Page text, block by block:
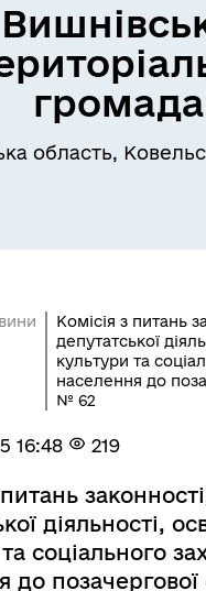
громада
область,
Комісія з питань
депутатської
культури та
населення до
№ 62
16:48 219
діяльності,
соціального
до позачергової